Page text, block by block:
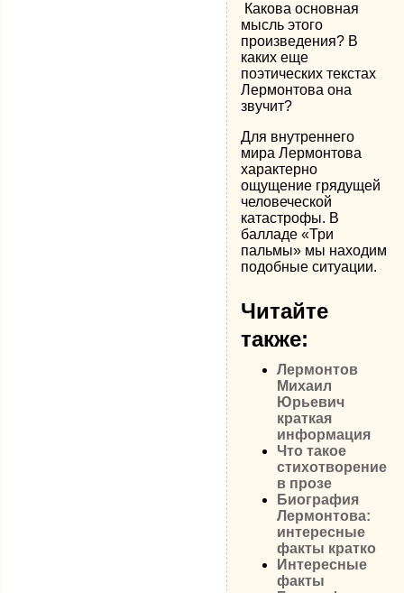
Какова основная
мысль этого
произведения? В
каких еще
поэтических текстах
Лермонтова она
звучит?
Для внутреннего
мира Лермонтова
характерно
ощущение грядущей
человеческой
катастрофы. В
балладе «Три
пальмы» мы находим
подобные ситуации.
Читайте
также:
Лермонтов
Михаил
Юрьевич
краткая
информация
Что такое
стихотворение
в прозе
Биография
Лермонтова:
интересные
факты кратко
Интересные
факты